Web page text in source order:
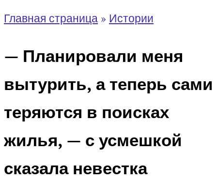
Главная страница » Истории
— Планировали меня
вытурить, а теперь сами
теряются в поисках
жилья, — с усмешкой
сказала невестка